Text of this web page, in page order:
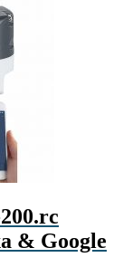
& Google